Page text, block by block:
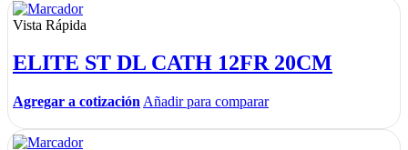
Vista Rápida
ELITE ST DL CATH 12FR 20CM
Agregar a cotización Añadir para comparar